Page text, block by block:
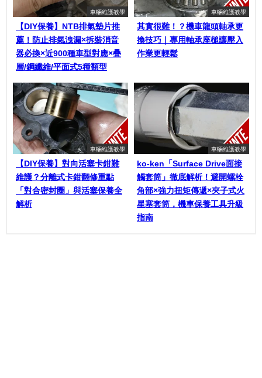
車輛維護教學
【DIY保養】NTB排氣墊片推
薦！防止排氣洩漏×拆裝消音
器必換×近900種車型對應×疊
層/鋼纖維/平面式5種類型
車輛維護教學
其實很難！？機車龍頭軸承更
換技巧｜專用軸承座槌讓壓入
作業更輕鬆
車輛維護教學
【DIY保養】對向活塞卡鉗難
維護？分離式卡鉗翻修重點
「對合密封圈」與活塞保養全
解析
車輛維護教學
ko-ken「Surface Drive面接
觸套筒」徹底解析！避開螺栓
角部×強力扭矩傳遞×夾子式火
星塞套筒，機車保養工具升級
指南